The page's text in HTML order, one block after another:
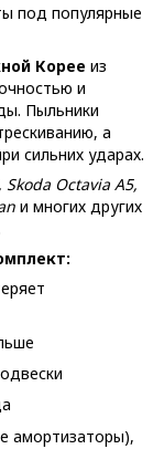
под популярные
Корее из
и
Пыльники
а
сильних ударах.
Skoda Octavia A5,
и многих других
амортизаторы),